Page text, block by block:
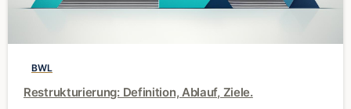
0
BWL
Restrukturierung: Definition, Ablauf, Ziele.